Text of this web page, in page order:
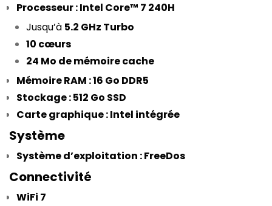
Processeur : Intel Core™ 7 240H
Jusqu’à 5.2 GHz Turbo
10 cœurs
24 Mo de mémoire cache
Mémoire RAM : 16 Go DDR5
Stockage : 512 Go SSD
Carte graphique : Intel intégrée
Système
Système d’exploitation : FreeDos
Connectivité
WiFi 7